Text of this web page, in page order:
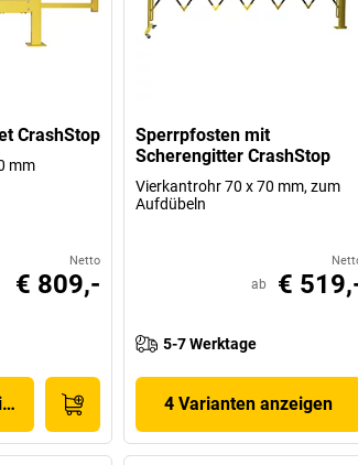
CrashStop
mm
Netto
€ 809,-
Sperrpfosten mit
Scherengitter CrashStop
Vierkantrohr 70 x 70 mm, zum
Aufdübeln
ab €
5-7 Werktage
4 Varianten anzeigen